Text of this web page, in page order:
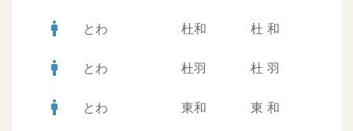
man とわ 杜和 杜 和
man とわ 杜羽 杜 羽
man とわ 東和 東 和